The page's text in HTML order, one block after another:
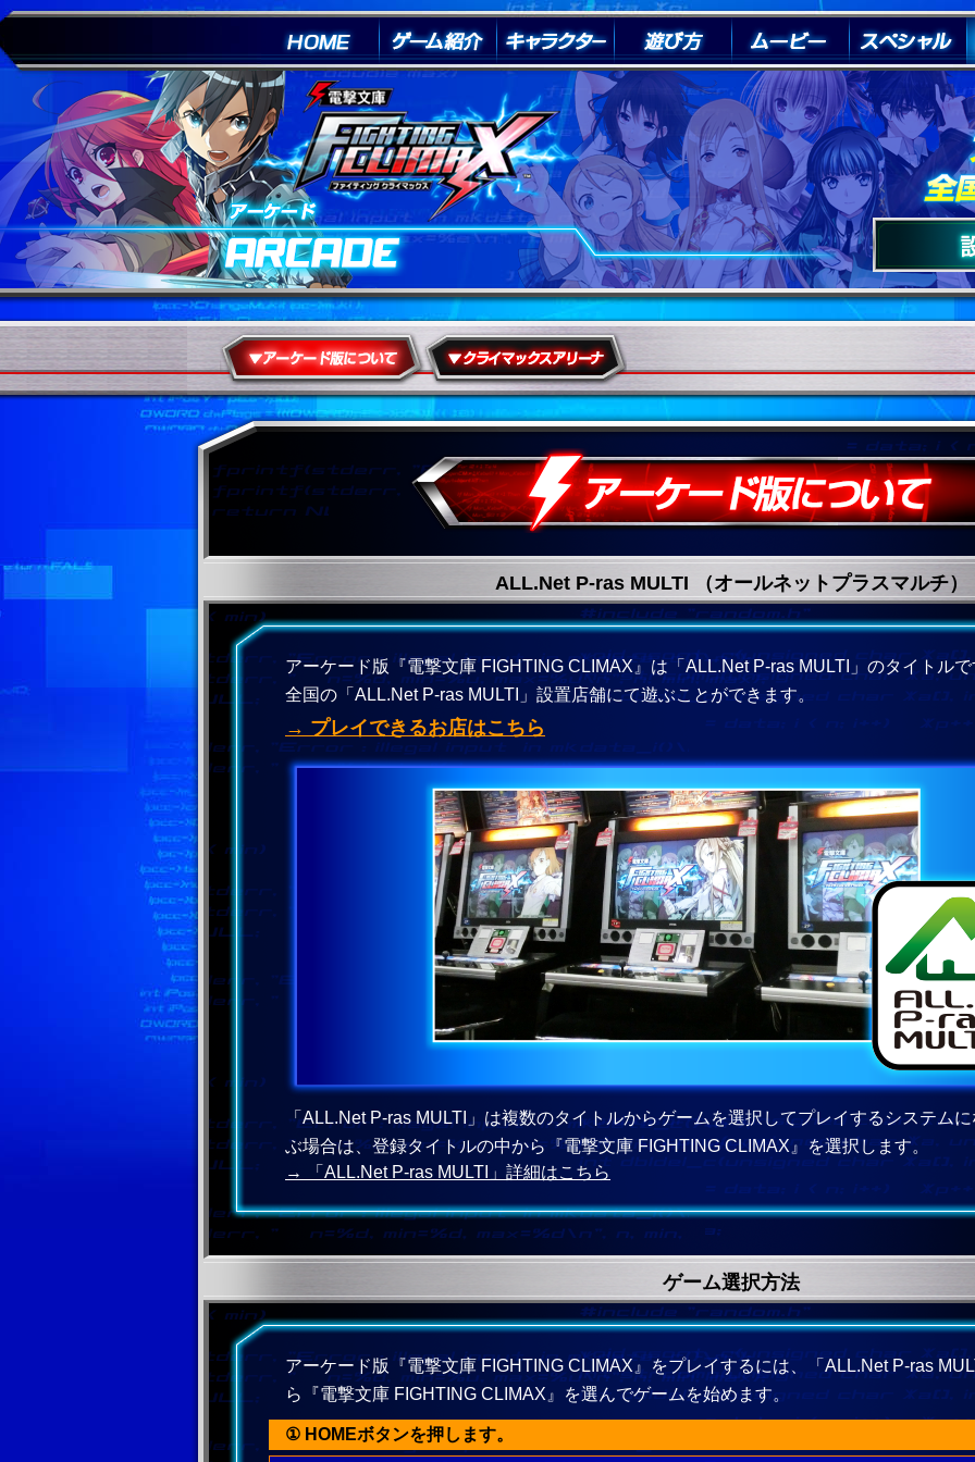
ALL.Net P-ras MULTI （オールネットプラスマルチ）
アーケード版『電撃文庫 FIGHTING CLIMAX』は「ALL.Net P-ras MULTI」のタイトル
全国の「ALL.Net P-ras MULTI」設置店舗にて遊ぶことができます。
→ プレイできるお店はこちら
「ALL.Net P-ras MULTI」は複数のタイトルからゲームを選択してプレイするシステム
ぶ場合は、登録タイトルの中から『電撃文庫 FIGHTING CLIMAX』を選択します。
→ 「ALL.Net P-ras MULTI」詳細はこちら
ゲーム選択方法
アーケード版『電撃文庫 FIGHTING CLIMAX』をプレイするには、「ALL.Net P-ras
ら『電撃文庫 FIGHTING CLIMAX』を選んでゲームを始めます。
① HOMEボタンを押します。